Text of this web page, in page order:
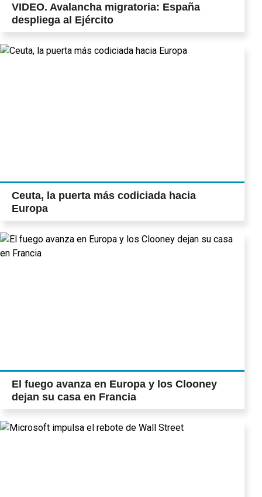
VIDEO. Avalancha migratoria: España
despliega al Ejército
Ceuta, la puerta más codiciada hacia
Europa
El fuego avanza en Europa y los Clooney
dejan su casa en Francia